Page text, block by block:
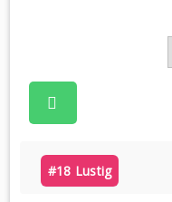
#18 Lustig